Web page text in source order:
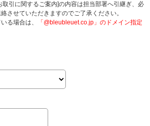
取引に関するご案内]の内容は担当部署へ引継ぎ、必
させていただきますのでご了承ください。
る場合は、
「@bleubleuet.co.jp」のドメイン指定